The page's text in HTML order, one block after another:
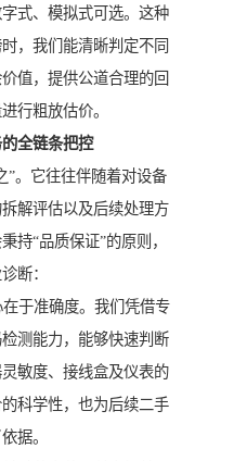
式、模拟式可选。这种
，我们能清晰判定不同
值，提供公道合理的回
行粗放估价。
全链条把控
”。它往往伴随着对设备
解评估以及后续处理方
持“品质保证”的原则，
断：
于准确度。我们凭借专
测能力，能够快速判断
敏度、接线盒及仪表的
科学性，也为后续二手
据。